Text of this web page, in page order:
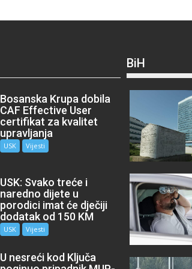
Bosanska Krupa dobila
CAF Effective User
certifikat za kvalitet
upravljanja
USK Vijesti
USK: Svako treće i
naredno dijete u
porodici imat će dječiji
dodatak od 150 KM
USK Vijesti
U nesreći kod Ključa
BiH